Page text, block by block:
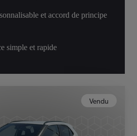
et accord de principe
simple et rapide
Vendu